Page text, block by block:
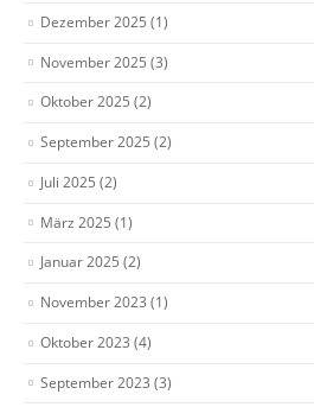
Dezember 2025 (1)
November 2025 (3)
Oktober 2025 (2)
September 2025 (2)
Juli 2025 (2)
März 2025 (1)
Januar 2025 (2)
November 2023 (1)
Oktober 2023 (4)
September 2023 (3)